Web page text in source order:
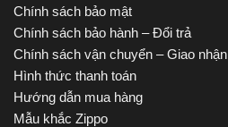
Chính sách bảo mật
Chính sách bảo hành – Đổi trả
Chính sách vận chuyển – Giao nhận
Hình thức thanh toán
Hướng dẫn mua hàng
Mẫu khắc Zippo